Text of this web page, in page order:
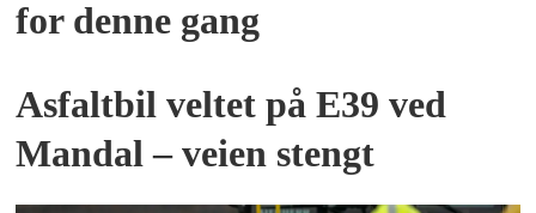
for denne gang
Asfaltbil veltet på E39 ved
Mandal – veien stengt